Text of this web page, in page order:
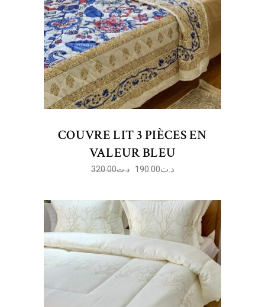
COUVRE LIT 3 PIÈCES EN
VALEUR BLEU
د.ت320.00 د.ت190.00